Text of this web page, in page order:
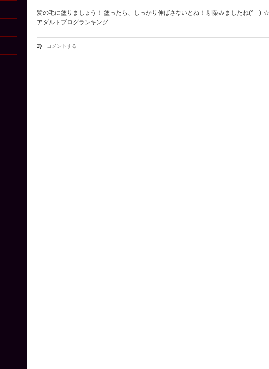
髪の毛に塗りましょう！ 塗ったら、しっかり伸ばさないとね！ 馴染みましたね(^_-)-☆
アダルトブログランキング
コメントする